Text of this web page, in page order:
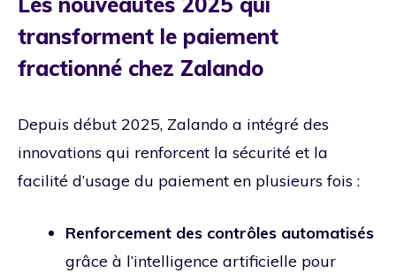
transforment le paiement
fractionné chez Zalando
Depuis début 2025, Zalando a intégré des
innovations qui renforcent la sécurité et la
facilité d’usage du paiement en plusieurs fois :
Renforcement des contrôles automatisés
grâce à l’intelligence artificielle pour